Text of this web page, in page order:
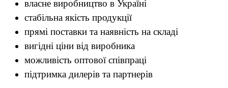
власне виробництво в Україні
стабільна якість продукції
прямі поставки та наявність на складі
вигідні ціни від виробника
можливість оптової співпраці
підтримка дилерів та партнерів